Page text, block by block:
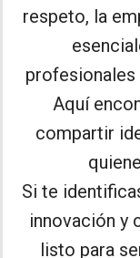
respeto, la
profesionales
Aquí
compartir
Si te
innovación y
listo para